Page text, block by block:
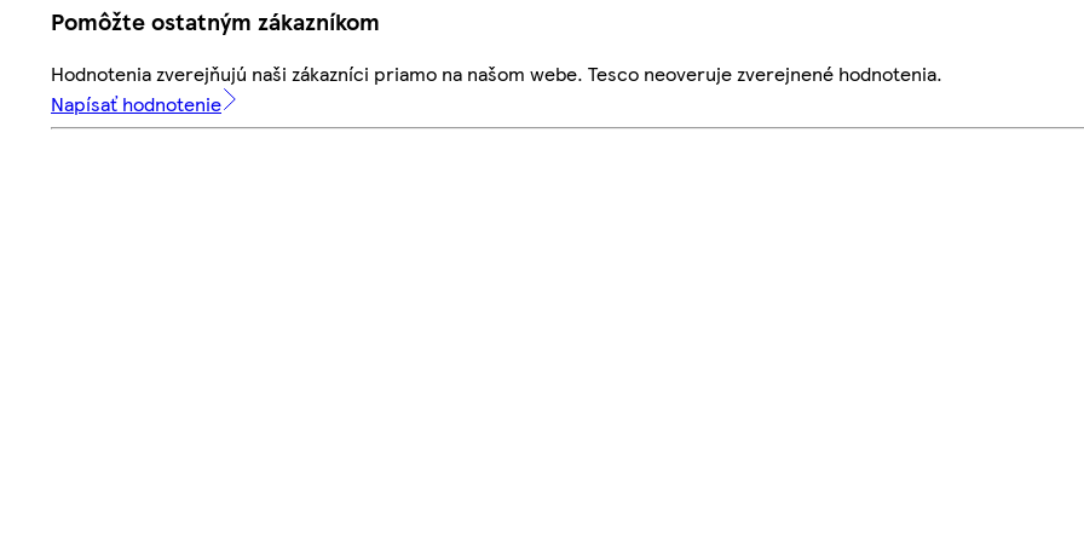
Pomôžte ostatným zákazníkom
Hodnotenia zverejňujú naši zákazníci priamo na našom webe. Tesco neoveruje zverejnené hodnotenia.
Napísať hodnotenie